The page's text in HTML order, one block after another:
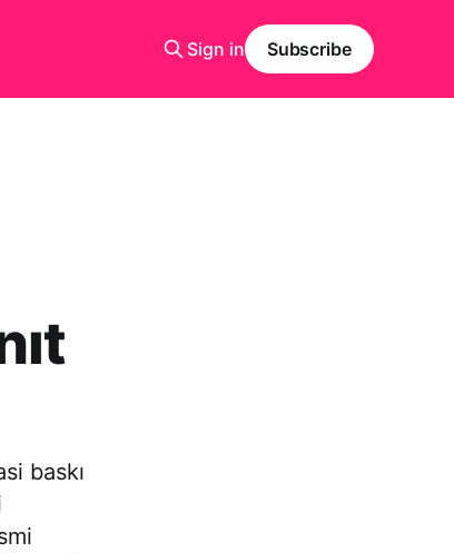
Sign in Subscribe
baskı